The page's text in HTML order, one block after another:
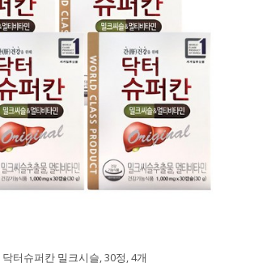
터슈퍼칸 밀크시슬, 30정, 4개